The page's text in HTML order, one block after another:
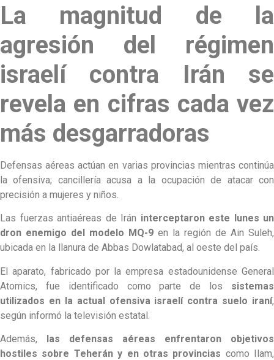
La magnitud de la
agresión del régimen
israelí contra Irán se
revela en cifras cada vez
más desgarradoras
Defensas aéreas actúan en varias provincias mientras continúa
la ofensiva; cancillería acusa a la ocupación de atacar con
precisión a mujeres y niños.
Las fuerzas antiaéreas de Irán interceptaron este lunes un
dron enemigo del modelo MQ-9 en la región de Ain Suleh,
ubicada en la llanura de Abbas Dowlatabad, al oeste del país.
El aparato, fabricado por la empresa estadounidense General
Atomics, fue identificado como parte de los sistemas
utilizados en la actual ofensiva israelí contra suelo iraní,
según informó la televisión estatal.
Además, las defensas aéreas enfrentaron objetivos
hostiles sobre Teherán y en otras provincias como Ilam,